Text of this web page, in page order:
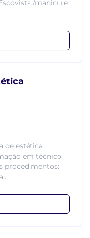
/manicure
de estética
em técnico
procedimentos: